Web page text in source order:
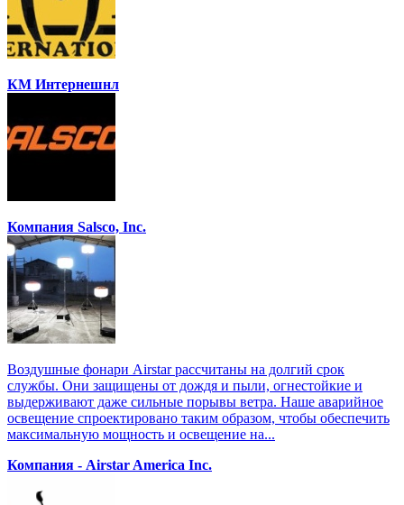
КМ Интернешнл
Компания Salsco, Inc.
Воздушные фонари Airstar рассчитаны на долгий срок
службы. Они защищены от дождя и пыли, огнестойкие и
выдерживают даже сильные порывы ветра. Наше аварийное
освещение спроектировано таким образом, чтобы обеспечить
максимальную мощность и освещение на...
Компания - Airstar America Inc.